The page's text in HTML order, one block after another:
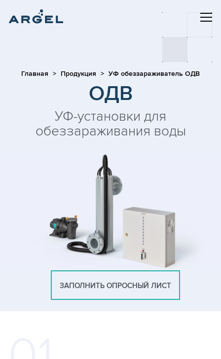
Главная Продукция УФ обеззараживатель ОДВ
ОДВ
УФ-установки для
обеззараживания воды
ЗАПОЛНИТЬ ОПРОСНЫЙ ЛИСТ